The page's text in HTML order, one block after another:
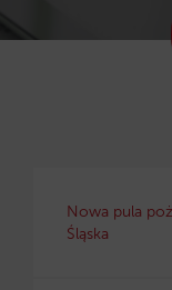
Nowa pula
Śląska